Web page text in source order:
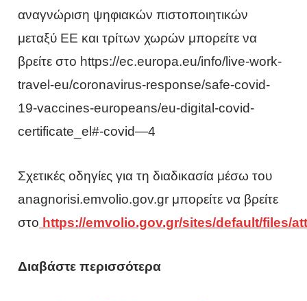
αναγνώριση ψηφιακών πιστοποιητικών
μεταξύ ΕΕ και τρίτων χωρών μπορείτε να
βρείτε στο https://ec.europa.eu/info/live-work-
travel-eu/coronavirus-response/safe-covid-
19-vaccines-europeans/eu-digital-covid-
certificate_el#-covid—4
Σχετικές οδηγίες για τη διαδικασία μέσω του
anagnorisi.emvolio.gov.gr μπορείτε να βρείτε
στο https://emvolio.gov.gr/sites/default/files/
Διαβάστε περισσότερα